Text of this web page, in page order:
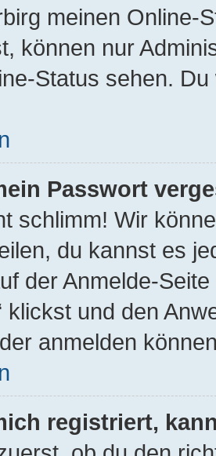
meinen Online-
können nur
Status sehen.
Passwort
schlimm! Wir
du kannst es
der Anmelde-
klickst und den
anmelden
registriert,